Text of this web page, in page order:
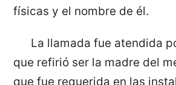
físicas y el nombre de él.
La llamada fue atendida
que refirió ser la madre del
que fue requerida en las